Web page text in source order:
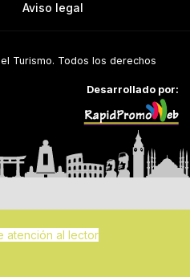
Aviso legal
Turismo. Todos los derechos
Desarrollado por:
atención al lector